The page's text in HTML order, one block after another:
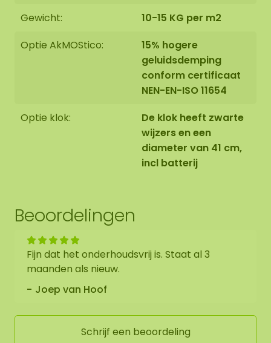
wensen? Neem contact met ons op via
Gewicht:
10-15 KG per m2
Optie AkMOStico:
15% hogere
geluidsdemping
conform certificaat
NEN-EN-ISO 11654
Optie klok:
De klok heeft zwarte
wijzers en een
diameter van 41 cm,
incl batterij
Beoordelingen
Fijn dat het onderhoudsvrij is. Staat al 3
maanden als nieuw.
Joep van Hoof
Schrijf een beoordeling